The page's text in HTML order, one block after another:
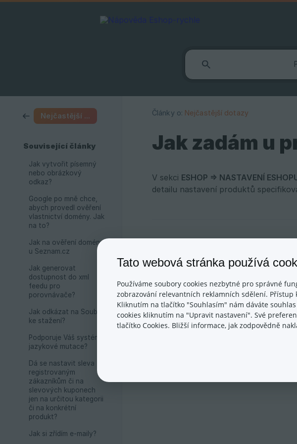
Nejčastější dotazy
Související články
Jak vytvořit písemný
nebo obrázkový
odkaz?
Google po mně chce,
abych provedl ověření
vlastnictví domény. Jak
na to?
Jak na ověření domény
u Seznam.cz
Jak generovat
dostupnost do xml
feedu pro
porovnávače?
Jak odkázat na Soubor
ke stažení?
Podporuje Váš systém
jazykové mutace?
Dá se nastavit sleva
registrovaným
zákazníkům či na
slevových kuponech
jen na určitou kategorii
či na konkrétní
produkt?
Jak si zřídím e-maily?
Články o: Nejčastější dotazy
Jak zadám u
V sekci ESHOP => NASTAVENÍ
detailu nastavení produktů
Tato webová stránka používá
Používáme soubory cookies nezbytné pro správné
zobrazování relevantních reklamních sdělení.
Kliknutím na tlačítko "Souhlasím" nám dáváte
cookies kliknutím na "Upravit nastavení". Své
tlačítko Cookies. Bližší informace, jak zodpovědně